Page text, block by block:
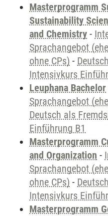
Masterprogramm
Sustainability
and Chemistry -
Sprachangebot
ohne CPs) -
Intensivkurs
Leuphana Bachelor
Sprachangebot
Deutsch als
Einführung B1
Masterprogramm
and Organization -
Sprachangebot
ohne CPs) -
Intensivkurs
Masterprogramm